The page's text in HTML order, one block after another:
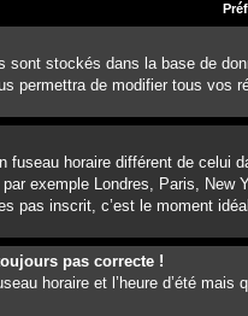
stockés dans la base de
permettra de modifier tous vos
fuseau horaire différent de
exemple Londres, Paris,
pas inscrit, c’est le moment
pas correcte !
horaire et l’heure d’été